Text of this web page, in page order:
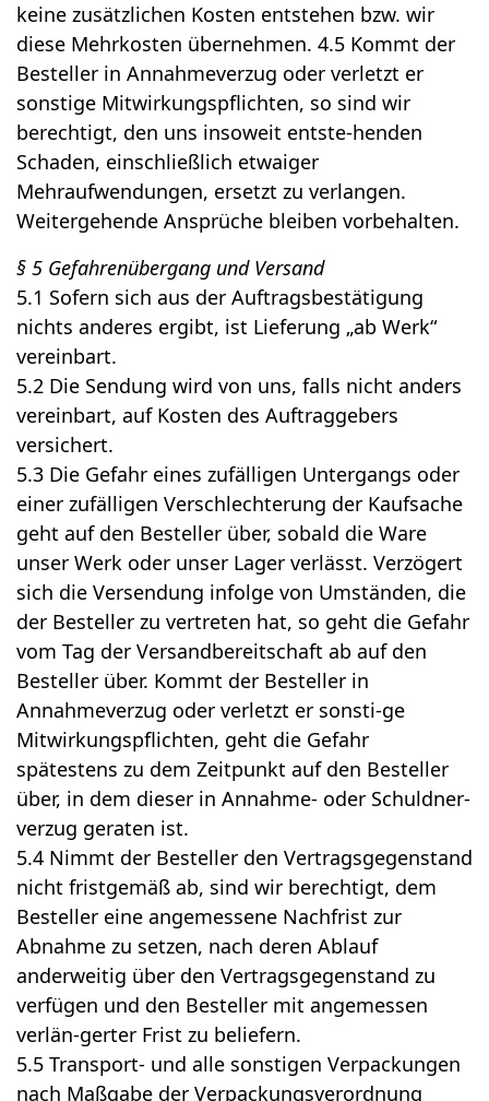
keine zusätzlichen Kosten entstehen bzw. wir
diese Mehrkosten übernehmen. 4.5 Kommt der
Besteller in Annahmeverzug oder verletzt er
sonstige Mitwirkungspflichten, so sind wir
berechtigt, den uns insoweit entste-henden
Schaden, einschließlich etwaiger
Mehraufwendungen, ersetzt zu verlangen.
Weitergehende Ansprüche bleiben vorbehalten.
§ 5 Gefahrenübergang und Versand
5.1 Sofern sich aus der Auftragsbestätigung
nichts anderes ergibt, ist Lieferung „ab Werk“
vereinbart.
5.2 Die Sendung wird von uns, falls nicht anders
vereinbart, auf Kosten des Auftraggebers
versichert.
5.3 Die Gefahr eines zufälligen Untergangs oder
einer zufälligen Verschlechterung der Kaufsache
geht auf den Besteller über, sobald die Ware
unser Werk oder unser Lager verlässt. Verzögert
sich die Versendung infolge von Umständen, die
der Besteller zu vertreten hat, so geht die Gefahr
vom Tag der Versandbereitschaft ab auf den
Besteller über. Kommt der Besteller in
Annahmeverzug oder verletzt er sonsti-ge
Mitwirkungspflichten, geht die Gefahr
spätestens zu dem Zeitpunkt auf den Besteller
über, in dem dieser in Annahme- oder Schuldner-
verzug geraten ist.
5.4 Nimmt der Besteller den Vertragsgegenstand
nicht fristgemäß ab, sind wir berechtigt, dem
Besteller eine angemessene Nachfrist zur
Abnahme zu setzen, nach deren Ablauf
anderweitig über den Vertragsgegenstand zu
verfügen und den Besteller mit angemessen
verlän-gerter Frist zu beliefern.
5.5 Transport- und alle sonstigen Verpackungen
nach Maßgabe der Verpackungsverordnung